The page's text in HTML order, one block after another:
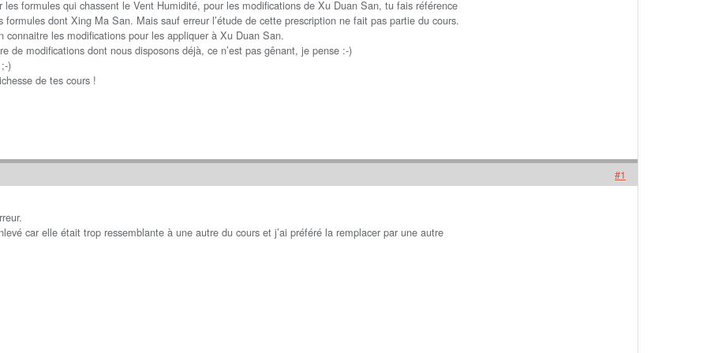
les formules qui chassent le Vent Humidité, pour les modifications de Xu Duan San, tu fais référence
formules dont Xing Ma San. Mais sauf erreur l’étude de cette prescription ne fait pas partie du cours.
connaitre les modifications pour les appliquer à Xu Duan San.
de modifications dont nous disposons déjà, ce n’est pas gênant, je pense :-)
)
de tes cours !
#1
car elle était trop ressemblante à une autre du cours et j’ai préféré la remplacer par une autre